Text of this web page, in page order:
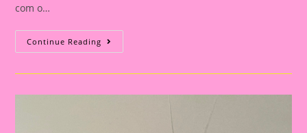
com o…
Continue Reading Dia
Do
Saci